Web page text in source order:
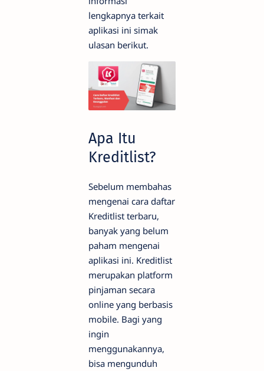
lengkapnya terkait
aplikasi ini simak
ulasan berikut.
Apa Itu
Kreditlist?
Sebelum membahas
mengenai cara daftar
Kreditlist terbaru,
banyak yang belum
paham mengenai
aplikasi ini. Kreditlist
merupakan platform
pinjaman secara
online yang berbasis
mobile. Bagi yang
ingin
menggunakannya,
bisa mengunduh